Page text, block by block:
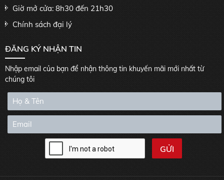
Giờ mở cửa: 8h30 đến 21h30
Chính sách đại lý
ĐĂNG KÝ NHẬN TIN
Nhập email của bạn để nhận thông tin khuyến mãi mới nhất từ
chúng tôi